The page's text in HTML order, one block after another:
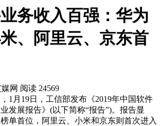
务收入百强：华为
、阿里云、京东首
网 阅读 24569
1月19日，工信部发布《2019年中国软件
发展报告》(以下简称“报告”)。报告显
单首位，阿里云、小米和京东则首次进入